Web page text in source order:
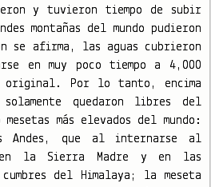
y tuvieron tiempo de subir
montañas del mundo pudieron
se afirma, las aguas cubrieron
en muy poco tiempo a 4,000
original. Por lo tanto, encima
quedaron libres del
más elevados del mundo:
que al internarse al
la Sierra Madre y en las
del Himalaya; la meseta